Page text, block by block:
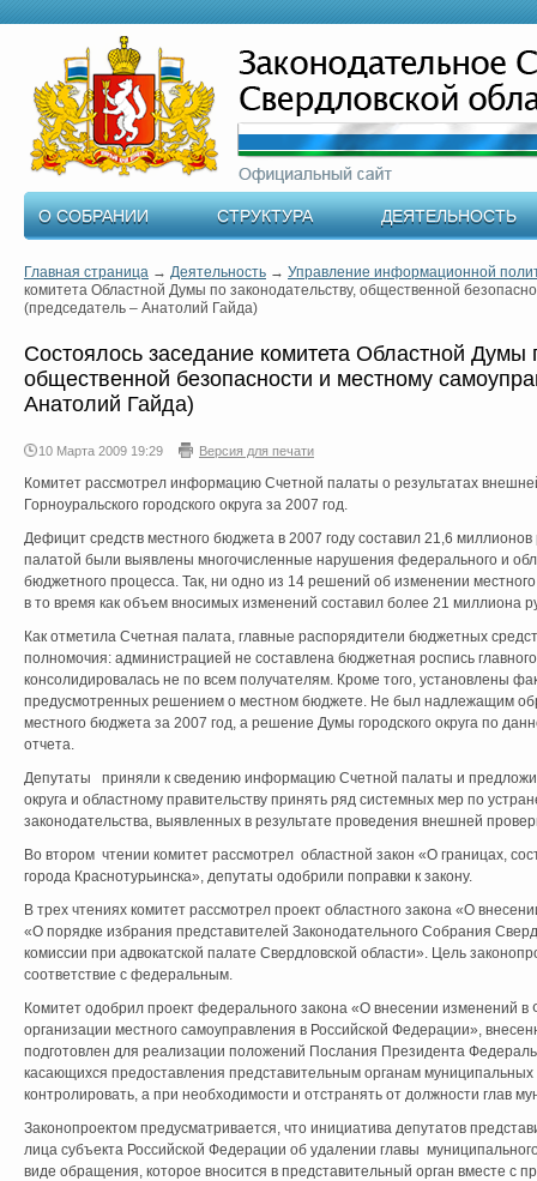
О СОБРАНИИ СТРУКТУРА ДЕЯТЕЛЬНОСТЬ
Главная страница → Деятельность → Управление информационной
комитета Областной Думы по законодательству, общественной
(председатель – Анатолий Гайда)
Состоялось заседание комитета Областной Думы
общественной безопасности и местному
Анатолий Гайда)
10 Марта 2009 19:29 Версия для печати
Комитет рассмотрел информацию Счетной палаты о результатах
Горноуральского городского округа за 2007 год.
Дефицит средств местного бюджета в 2007 году составил 21,6
палатой были выявлены многочисленные нарушения федерального и
бюджетного процесса. Так, ни одно из 14 решений об изменении
в то время как объем вносимых изменений составил более 21 миллиона
Как отметила Счетная палата, главные распорядители бюджетных
полномочия: администрацией не составлена бюджетная роспись
консолидировалась не по всем получателям. Кроме того, установлены
предусмотренных решением о местном бюджете. Не был надлежащим
местного бюджета за 2007 год, а решение Думы городского округа по
отчета.
Депутаты приняли к сведению информацию Счетной палаты и
округа и областному правительству принять ряд системных мер по
законодательства, выявленных в результате проведения внешней
Во втором чтении комитет рассмотрел областной закон «О границах,
города Краснотурьинска», депутаты одобрили поправки к закону.
В трех чтениях комитет рассмотрел проект областного закона «О
«О порядке избрания представителей Законодательного Собрания
комиссии при адвокатской палате Свердловской области». Цель
соответствие с федеральным.
Комитет одобрил проект федерального закона «О внесении изменений
организации местного самоуправления в Российской Федерации»,
подготовлен для реализации положений Послания Президента
касающихся предоставления представительным органам
контролировать, а при необходимости и отстранять от должности глав
Законопроектом предусматривается, что инициатива депутатов
лица субъекта Российской Федерации об удалении главы
виде обращения, которое вносится в представительный орган вместе с